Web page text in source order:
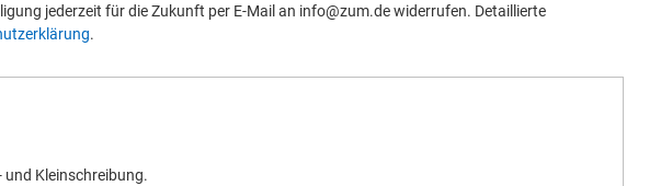
jederzeit für die Zukunft per E-Mail an info@zum.de widerrufen. Detaillierte
.
und Kleinschreibung.